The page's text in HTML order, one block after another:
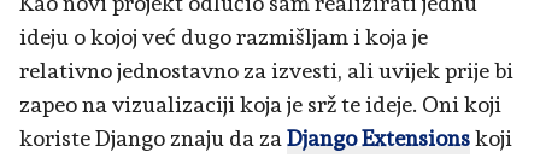
ideju o kojoj već dugo razmišljam i koja je
relativno jednostavno za izvesti, ali uvijek prije bi
zapeo na vizualizaciji koja je srž te ideje. Oni koji
koriste Django znaju da zaDjango Extensionskoji